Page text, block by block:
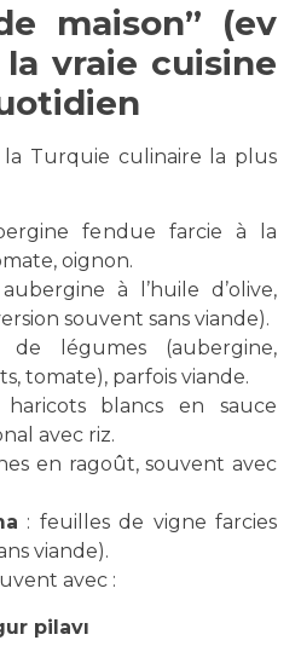
maison” (ev
vraie cuisine
la Turquie culinaire la plus
fendue farcie à la
oignon.
à l’huile d’olive,
souvent sans viande).
légumes (aubergine,
tomate), parfois viande.
blancs en sauce
avec riz.
en ragoût, souvent avec
: feuilles de vigne farcies
viande).
avec :
pilavı